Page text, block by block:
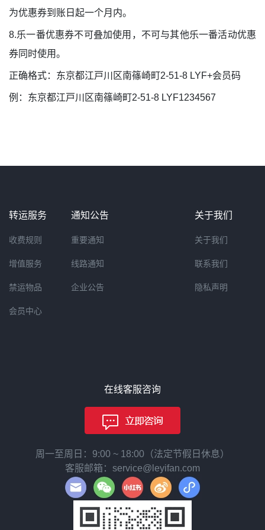
为优惠券到账日起一个月内。
8.乐一番优惠券不可叠加使用，不可与其他乐一番活动优惠
券同时使用。
正确格式：东京都江戸川区南篠崎町2-51-8 LYF+会员码
例：东京都江戸川区南篠崎町2-51-8 LYF1234567
转运服务
收费规则
增值服务
禁运物品
会员中心
通知公告
重要通知
线路通知
企业公告
关于我们
关于我们
联系我们
隐私声明
在线客服咨询
周一至周日：9:00 ~ 18:00（法定节假日休息）
客服邮箱：service@leyifan.com